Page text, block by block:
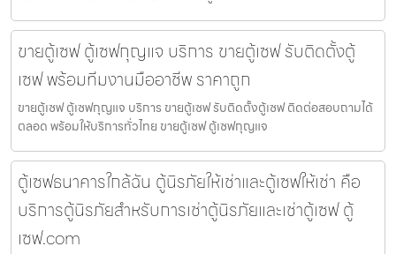
ขายตู้เซฟ ตู้เซฟกุญแจ บริการ ขายตู้เซฟ รับติดตั้งตู้
เซฟ พร้อมทีมงานมืออาชีพ ราคาถูก
ขายตู้เซฟ ตู้เซฟกุญแจ บริการ ขายตู้เซฟ รับติดตั้งตู้เซฟ ติดต่อสอบถามได้
ตลอด พร้อมให้บริการทั่วไทย ขายตู้เซฟ ตู้เซฟกุญแจ
ตู้เซฟธนาคารใกล้ฉัน ตู้นิรภัยให้เช่าและตู้เซฟให้เช่า คือ
บริการตู้นิรภัยสำหรับการเช่าตู้นิรภัยและเช่าตู้เซฟ ตู้
เซฟ.com